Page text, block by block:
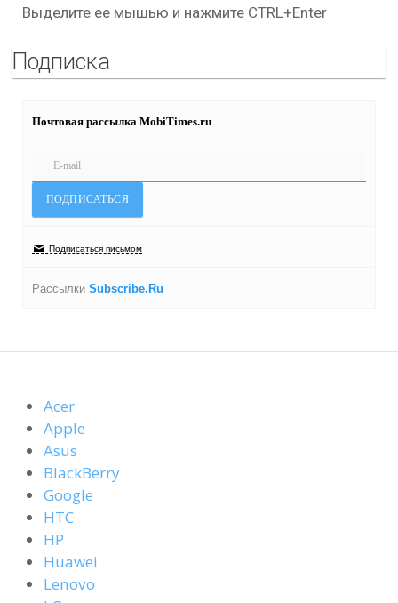
Выделите ее мышью и нажмите CTRL+Enter
Подписка
Почтовая рассылка MobiTimes.ru
Подписаться письмом
Рассылки Subscribe.Ru
Acer
Apple
Asus
BlackBerry
Google
HTC
HP
Huawei
Lenovo